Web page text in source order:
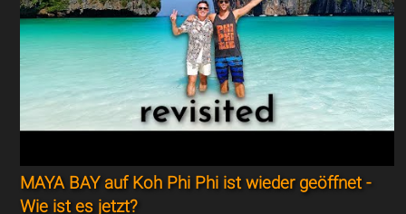
MAYA BAY auf Koh Phi Phi ist wieder geöffnet -
Wie ist es jetzt?